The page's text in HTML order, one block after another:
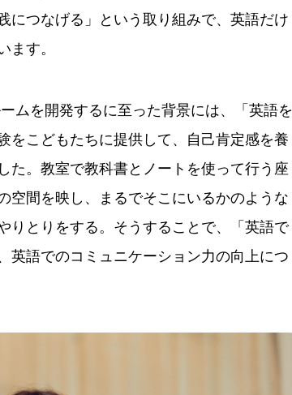
につなげる」という取り組みで、英語だけ
ます。
ムを開発するに至った背景には、「英語を
をこどもたちに提供して、自己肯定感を養
た。教室で教科書とノートを使って行う座
空間を映し、まるでそこにいるかのような
りとりをする。そうすることで、「英語で
英語でのコミュニケーション力の向上につ